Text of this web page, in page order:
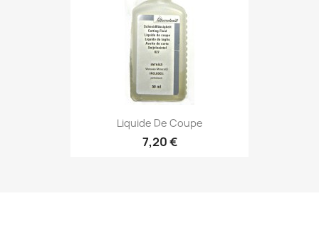
Liquide De Coupe
7,20 €